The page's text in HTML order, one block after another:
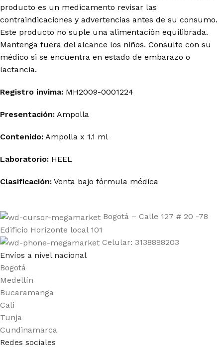
producto es un medicamento revisar las
contraindicaciones y advertencias antes de su consumo.
Este producto no suple una alimentación equilibrada.
Mantenga fuera del alcance los niños. Consulte con su
médico si se encuentra en estado de embarazo o
lactancia.
Registro invima: MH2009-0001224
Presentación: Ampolla
Contenido: Ampolla x 1.1 ml
Laboratorio: HEEL
Clasificación: Venta bajo fórmula médica
Bogotá – Calle 127 # 20 -78
Edificio Horizonte local 101
Celular: 3138898203
Envíos a nivel nacional
Bogotá
Medellín
Bucaramanga
Cali
Tunja
Cundinamarca
Redes sociales